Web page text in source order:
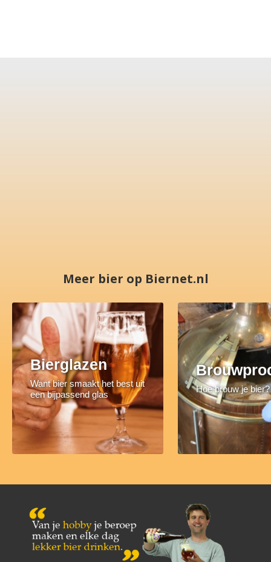
Meer bier op Biernet.nl
Bierglazen
Want bier smaakt het best uit
een bijpassend glas
Hoe brouw je bier?